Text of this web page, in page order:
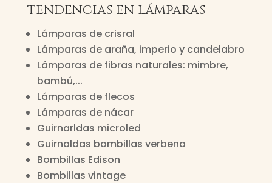
tendencias en lámparas
Lámparas de crisral
Lámparas de araña, imperio y candelabro
Lámparas de fibras naturales: mimbre,
bambú,...
Lámparas de flecos
Lámparas de nácar
Guirnarldas microled
Guirnaldas bombillas verbena
Bombillas Edison
Bombillas vintage